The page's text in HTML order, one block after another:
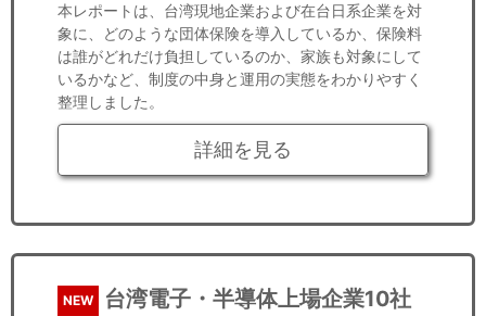
本レポートは、台湾現地企業および在台日系企業を対
象に、どのような団体保険を導入しているか、保険料
は誰がどれだけ負担しているのか、家族も対象にして
いるかなど、制度の中身と運用の実態をわかりやすく
整理しました。
詳細を見る
NEW
台湾電子・半導体上場企業10社